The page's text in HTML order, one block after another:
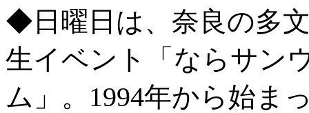
◆日曜日は、奈良の多
生イベント「ならサン
ム」。1994年から始ま